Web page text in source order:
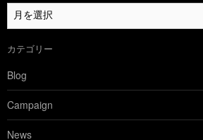
過
去
ブ
ロ
グ
を
見
る
カテゴリー
Blog
Campaign
News